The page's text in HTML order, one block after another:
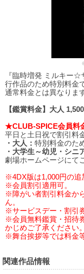
『臨時増発 ミルキー
行作品のため特別料金
通常料金とは異なりま
【鑑賞料金】大人
★CLUB-SPICE会員料
平日と土日祝で割引料
・大人： 特別料金のた
・大学生～幼児・シニ
劇場ホームページにて
※4DX版は1,000円の追
※会員割引適用可。
※障がい者割引料金か
ん。
※サービスデー・割引
※会員無料鑑賞・招待
かじめご了承ください。
※舞台挨拶等では料金
関連作品情報